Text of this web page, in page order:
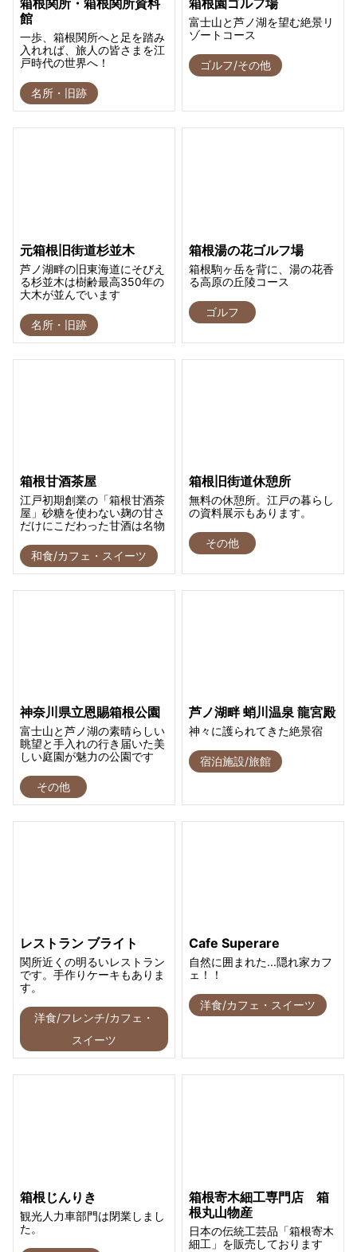
箱根関所・箱根関所資料
館
一歩、箱根関所へと足を踏み
入れれば、旅人の皆さまを江
戸時代の世界へ！
名所・旧跡
箱根園ゴルフ場
富士山と芦ノ湖を望む絶景リ
ゾートコース
ゴルフ/その他
元箱根旧街道杉並木
芦ノ湖畔の旧東海道にそびえ
る杉並木は樹齢最高350年の
大木が並んでいます
名所・旧跡
箱根湯の花ゴルフ場
箱根駒ヶ岳を背に、湯の花香
る高原の丘陵コース
ゴルフ
箱根甘酒茶屋
江戸初期創業の「箱根甘酒茶
屋」砂糖を使わない麹の甘さ
だけにこだわった甘酒は名物
和食/カフェ・スイーツ
箱根旧街道休憩所
無料の休憩所。江戸の暮らし
の資料展示もあります。
その他
神奈川県立恩賜箱根公園
富士山と芦ノ湖の素晴らしい
眺望と手入れの行き届いた美
しい庭園が魅力の公園です
その他
芦ノ湖畔 蛸川温泉 龍宮殿
神々に護られてきた絶景宿
宿泊施設/旅館
レストラン ブライト
関所近くの明るいレストラン
です。手作りケーキもありま
す。
洋食/フレンチ/カフェ・
スイーツ
Cafe Superare
自然に囲まれた...隠れ家カフ
ェ！！
洋食/カフェ・スイーツ
箱根じんりき
観光人力車部門は閉業しまし
た。
箱根寄木細工専門店 箱
根丸山物産
日本の伝統工芸品「箱根寄木
細工」を販売しております